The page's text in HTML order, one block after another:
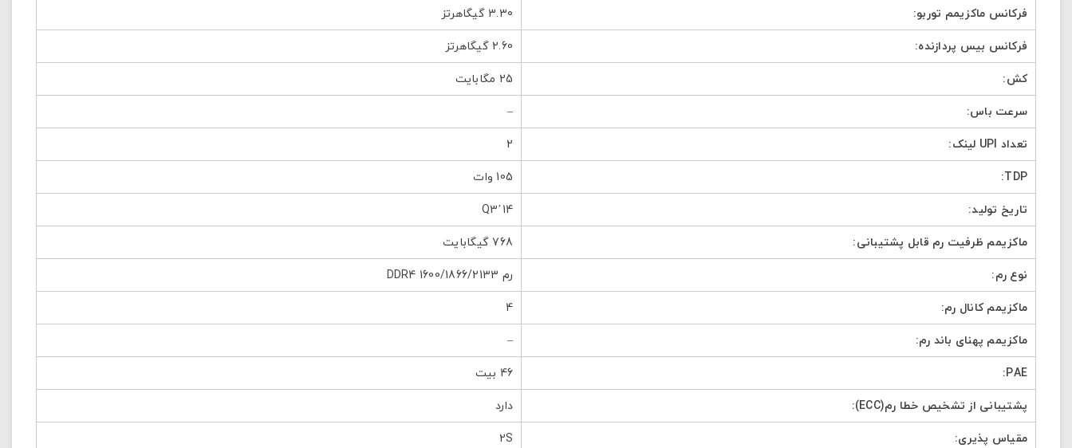
فرکانس ماکزیمم توربو:
3.30 گیگاهرتز
فرکانس بیس پردازنده:
2.60 گیگاهرتز
کش:
25 مگابایت
سرعت باس:
–
تعداد UPI لینک:
2
TDP:
105 وات
تاریخ تولید:
Q3’14
ماکزیمم ظرفیت رم قابل پشتیبانی:
768 گیگابایت
نوع رم:
رم DDR4 1600/1866/2133
ماکزیمم کانال رم:
4
ماکزیمم پهنای باند رم:
–
PAE:
46 بیت
پشتیبانی از تشخیص خطا رم(ECC):
دارد
مقیاس پذیری:
2S
ارسال به ایمیل